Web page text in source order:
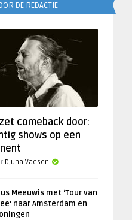
DE REDACTIE
comeback door:
shows op een
Djuna Vaesen
Meeuwis met ‘Tour van
naar Amsterdam en